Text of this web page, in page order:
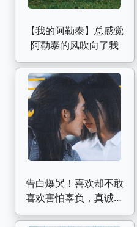
【我的阿勒泰】总感觉
阿勒泰的风吹向了我
告白爆哭！喜欢却不敢
喜欢害怕辜负，真诚是
必杀技啊！【顶级纯